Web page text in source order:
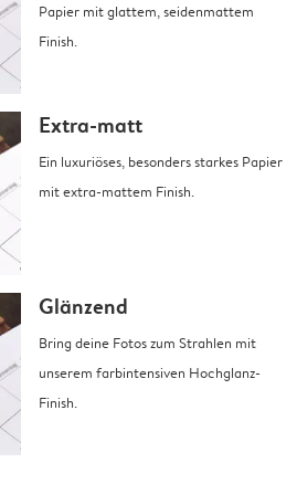
Papier mit glattem, seidenmattem
Finish.
Extra-matt
Ein luxuriöses, besonders starkes Papier
mit extra-mattem Finish.
Glänzend
Bring deine Fotos zum Strahlen mit
unserem farbintensiven Hochglanz-
Finish.